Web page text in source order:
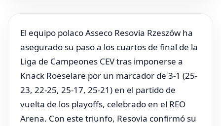
El equipo polaco Asseco Resovia Rzeszów ha
asegurado su paso a los cuartos de final de la
Liga de Campeones CEV tras imponerse a
Knack Roeselare por un marcador de 3-1 (25-
23, 22-25, 25-17, 25-21) en el partido de
vuelta de los playoffs, celebrado en el REO
Arena. Con este triunfo, Resovia confirmó su